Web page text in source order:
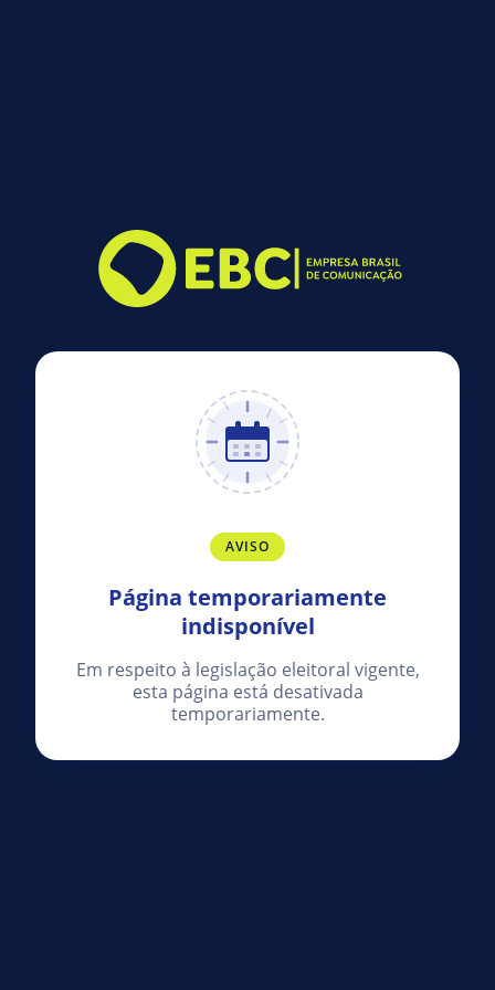
AVISO
Página temporariamente
indisponível
Em respeito à legislação eleitoral vigente,
esta página está desativada
temporariamente.